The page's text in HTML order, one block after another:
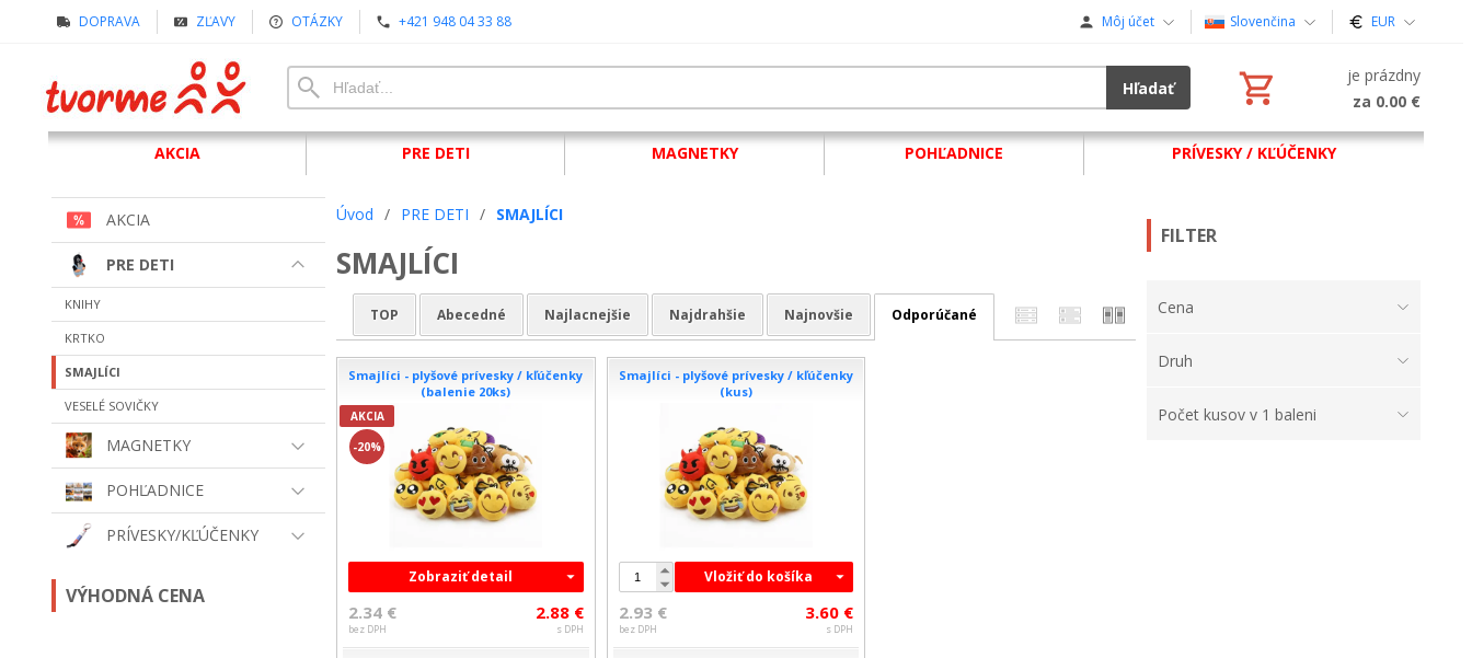
DOPRAVA ZĽAVY OTÁZKY +421 948 04 33 88 Môj účet Slovenčina EUR
Hľadať
je prázdny
za 0.00 €
AKCIA PRE DETI MAGNETKY POHĽADNICE PRÍVESKY / KĽÚČENKY
AKCIA
PRE DETI
KNIHY
KRTKO
SMAJLÍCI
VESELÉ SOVIČKY
MAGNETKY
POHĽADNICE
PRÍVESKY/KĽÚČENKY
VÝHODNÁ CENA
FILTER
Cena
Druh
Počet kusov v 1 baleni
Úvod / PRE DETI / SMAJLÍCI
SMAJLÍCI
TOP Abecedné Najlacnejšie Najdrahšie Najnovšie Odporúčané
Smajlíci - plyšové prívesky / kľúčenky
(balenie 20ks)
AKCIA
-20%
Zobraziť detail
2.34 €
bez DPH
2.88 €
s DPH
Smajlíci - plyšové prívesky / kľúčenky
(kus)
Vložiť do košíka
2.93 €
bez DPH
3.60 €
s DPH